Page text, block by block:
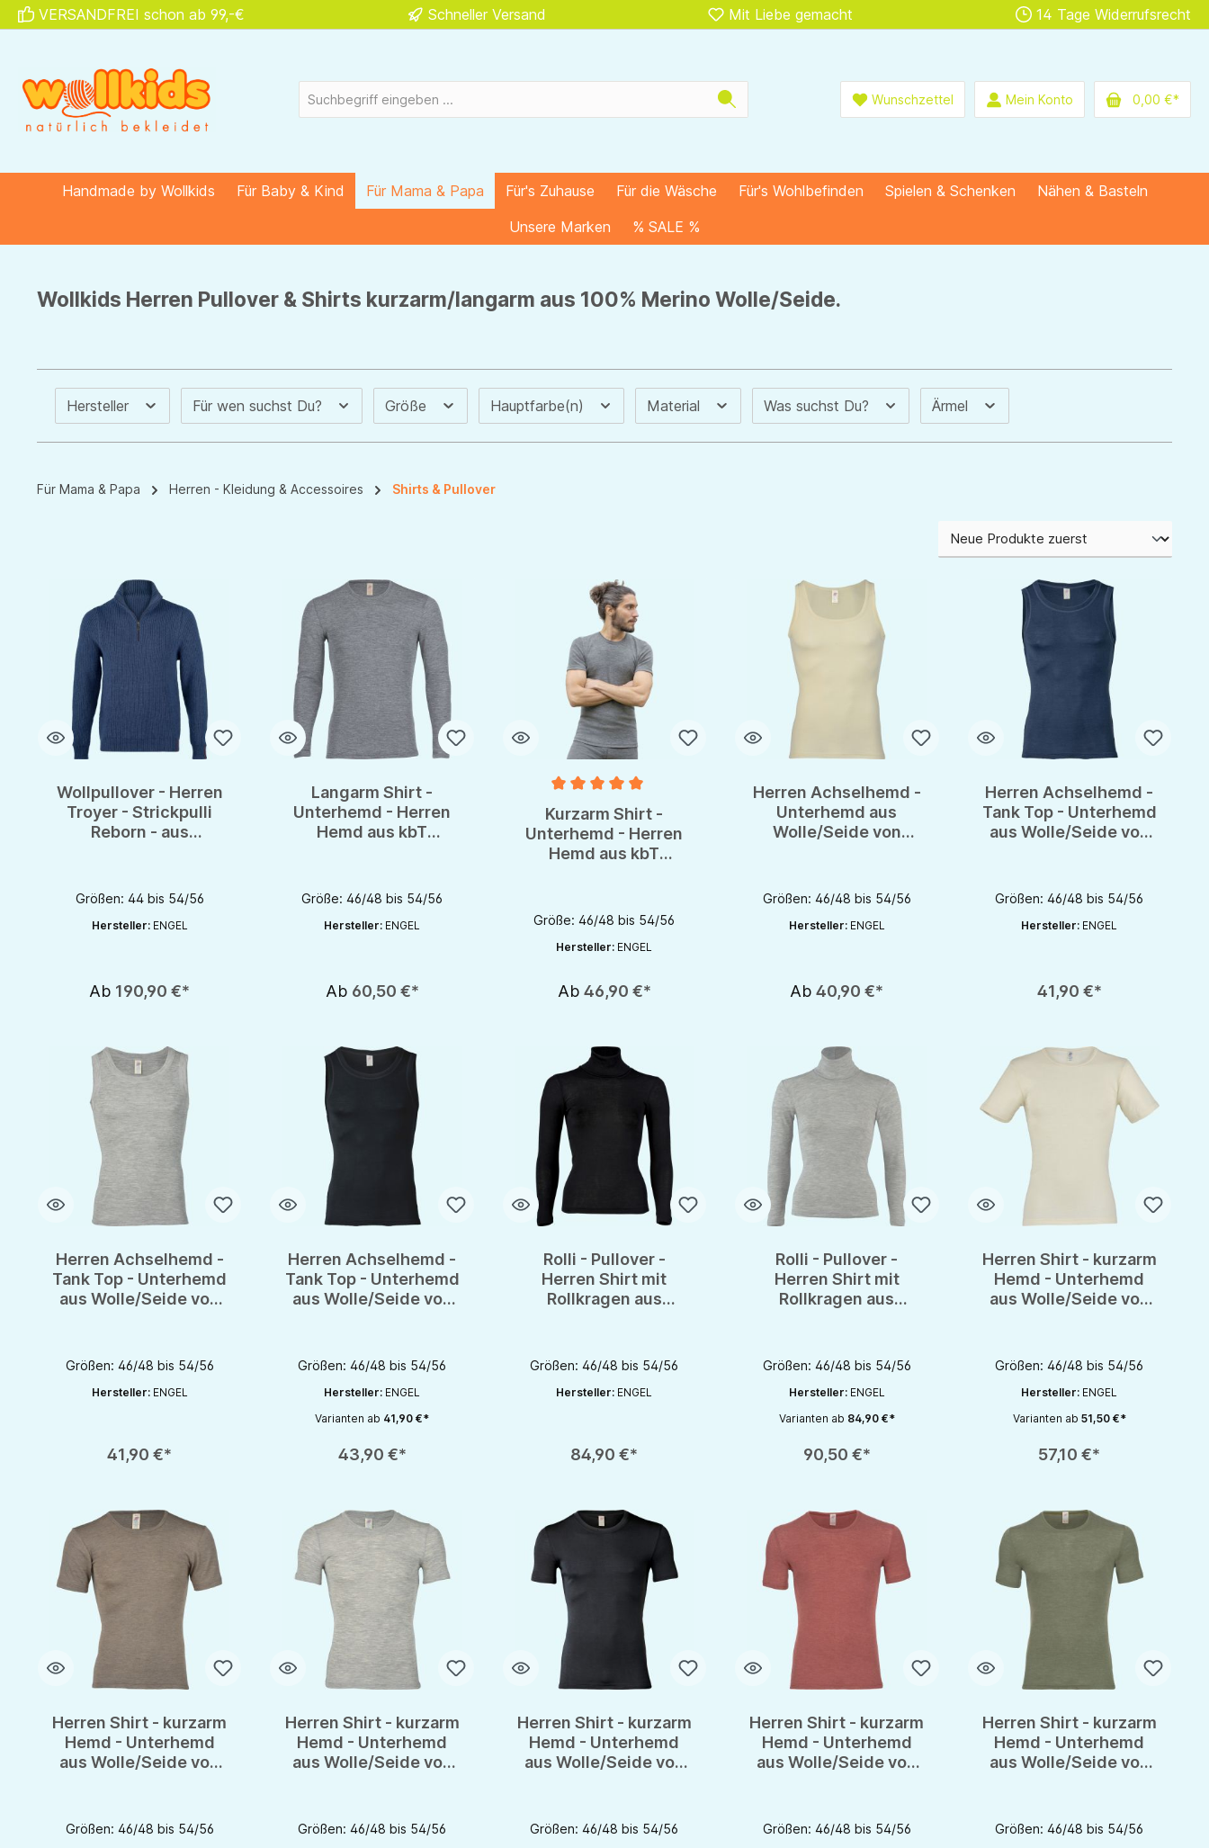
Zur Hauptnavigation springen
VERSANDFREI schon ab 99,-€ Schneller Versand Mit Liebe gemacht 14 Tage Widerrufsrecht
Wunschzettel Mein Konto 0,00 €*
Handmade by Wollkids Für Baby & Kind Für Mama & Papa Für's Zuhause Für die Wäsche Für's Wohlbefinden Spielen & Schenken
Nähen & Basteln
Unsere Marken
% SALE %
Wollkids Herren Pullover & Shirts kurzarm/langarm aus 100% Merino Wolle/Seide.
Hersteller Für wen suchst Du? Größe Hauptfarbe(n) Material Was suchst Du? Ärmel
Für Mama & Papa Herren - Kleidung & Accessoires Shirts & Pullover
Wollpullover - Herren
Troyer - Strickpulli
Reborn - aus
Größen: 44 bis 54/56
Hersteller: ENGEL
Ab 190,90 €*
Langarm Shirt -
Unterhemd - Herren
Hemd aus kbT
Größe: 46/48 bis 54/56
Hersteller: ENGEL
Ab 60,50 €*
Durchschnittliche Bewertung von 5 von 5 Sternen
Kurzarm Shirt -
Unterhemd - Herren
Hemd aus kbT
Größe: 46/48 bis 54/56
Hersteller: ENGEL
Ab 46,90 €*
Herren Achselhemd -
Unterhemd aus
Wolle/Seide von
Größen: 46/48 bis 54/56
Hersteller: ENGEL
Ab40,90 €*
Herren Achselhemd -
Tank Top - Unterhemd
aus Wolle/Seide von
Größen: 46/48 bis 54/56
Hersteller: ENGEL
41,90 €*
Herren Achselhemd -
Tank Top - Unterhemd
aus Wolle/Seide von
Größen: 46/48 bis 54/56
Hersteller: ENGEL
41,90 €*
Herren Achselhemd -
Tank Top - Unterhemd
aus Wolle/Seide von
Größen: 46/48 bis 54/56
Hersteller: ENGEL
Varianten ab 41,90 €*
43,90 €*
Rolli - Pullover -
Herren Shirt mit
Rollkragen aus
Größen: 46/48 bis 54/56
Hersteller: ENGEL
84,90 €*
Rolli - Pullover -
Herren Shirt mit
Rollkragen aus
Größen: 46/48 bis 54/56
Hersteller: ENGEL
Varianten ab 84,90 €*
90,50 €*
Herren Shirt - kurzarm
Hemd - Unterhemd
aus Wolle/Seide von
Größen: 46/48 bis 54/56
Hersteller: ENGEL
Varianten ab 51,50 €*
57,10 €*
Herren Shirt - kurzarm
Hemd - Unterhemd
aus Wolle/Seide von
Größen: 46/48 bis 54/56
Herren Shirt - kurzarm
Hemd - Unterhemd
aus Wolle/Seide von
Größen: 46/48 bis 54/56
Herren Shirt - kurzarm
Hemd - Unterhemd
aus Wolle/Seide von
Größen: 46/48 bis 54/56
Herren Shirt - kurzarm
Hemd - Unterhemd
aus Wolle/Seide von
Größen: 46/48 bis 54/56
Herren Shirt - kurzarm
Hemd - Unterhemd
aus Wolle/Seide von
Größen: 46/48 bis 54/56